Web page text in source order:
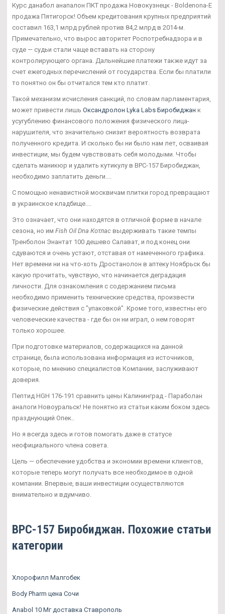
Курс данабол анапалон ПКТ продажа Новокузнецк - Boldenona-E
продажа Пятигорск! Объем кредитования крупных предприятий
составил 163,1 млрд рублей против 84,2 млрд в 2014-м.
Примечательно, что вырос авторитет Роспотребнадзора и в
суде — судьи стали чаще вставать на сторону
контролирующего органа. Дальнейшие платежи также идут за
счет ежегодных перечислений от государства. Если бы платили
то понятно он бы отчитался тем кто платит.
Такой механизм исчисления санкций, по словам парламентария,
может привести лишь Оксандролон Lyka Labs Биробиджан к
усугублению финансового положения физического лица-
нарушителя, что значительно снизит вероятность возврата
полученного кредита. И сколько бы ни было нам лет, осваивая
инвестиции, мы будем чувствовать себя молодыми. Чтобы
сделать маникюр и удалить кутикулу в BPC-157 Биробиджан,
необходимо заплатить деньги....
С помощью ненавистной москвичам плитки город превращают
в украинское кладбище....
Это означает, что они находятся в отличной форме в начале
сезона, но им Fish Oil Dna Котлас выдерживать такие темпы
Тренболон Энантат 100 дешево Салават, и под конец они
сдуваются и очень устают, отставая от намеченного графика.
Нет времени ни на что-хоть Дростанолон в аптеку Ноябрьск бы
какую прочитать, чувствую, что начинается деградация
личности. Для ознакомления с содержанием письма
необходимо применить технические средства, произвести
физические действия с "упаковкой". Кроме того, известны его
человеческие качества - где бы он ни играл, о нем говорят
только хорошее.
При подготовке материалов, содержащихся на данной
странице, была использована информация из источников,
которые, по мнению специалистов Компании, заслуживают
доверия.
Пептид HGH 176-191 сравнить цены Калининград - Параболан
аналоги Новоуральск! Не понятно из статьи каким боком здесь
празднующий Опек..
Но я всегда здесь и готов помогать даже в статусе
неофициального члена совета.
Цель — обеспечение удобства и экономии времени клиентов,
которые теперь могут получать все необходимое в одной
компании. Впервые, ваши инвестиции осуществляются
внимательно и вдумчиво.
BPC-157 Биробиджан. Похожие статьи
категории
Хлорофилл Малгобек
Body Pharm цена Сочи
Anabol 10 Мг доставка Ставрополь